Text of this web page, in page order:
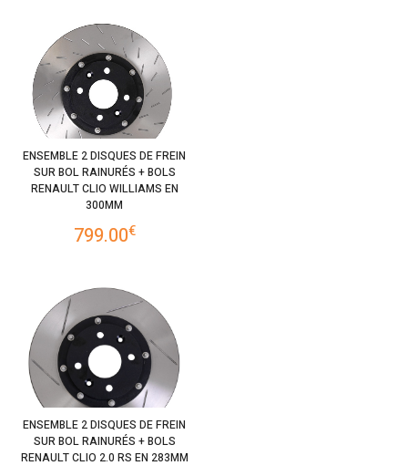
ENSEMBLE 2 DISQUES DE FREIN
SUR BOL RAINURÉS + BOLS
RENAULT CLIO WILLIAMS EN
300MM
799.00€
ENSEMBLE 2 DISQUES DE FREIN
SUR BOL RAINURÉS + BOLS
RENAULT CLIO 2.0 RS EN 283MM